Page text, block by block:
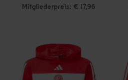
Mitgliederpreis: € 17,96